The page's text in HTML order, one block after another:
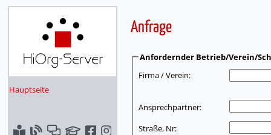
Hauptseite
Anfrage
Anfordernder Betrieb/Verein/
Firma / Verein:
Ansprechpartner:
Straße, Nr: